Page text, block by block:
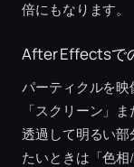
倍にもなります。
After Effectsで
パーティクルを
「スクリーン」
透過して明るい
たいときは「色